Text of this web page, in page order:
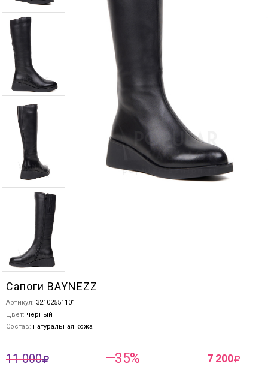
Сапоги BAYNEZZ
Артикул: 32102551101
Цвет: черный
Состав: натуральная кожа
11 000 —35% 7 200